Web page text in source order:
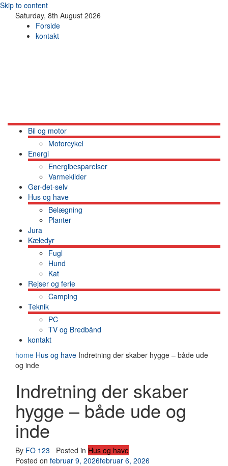
Skip to content
Saturday, 8th August 2026
Forside
kontakt
Bil og motor
Motorcykel
Energi
Energibesparelser
Varmekilder
Gør-det-selv
Hus og have
Belægning
Planter
Jura
Kæledyr
Fugl
Hund
Kat
Rejser og ferie
Camping
Teknik
PC
TV og Bredbånd
kontakt
home Hus og have Indretning der skaber hygge – både ude
og inde
Indretning der skaber
hygge – både ude og
inde
By FO 123 Posted in Hus og have
Posted on februar 9, 2026februar 6, 2026